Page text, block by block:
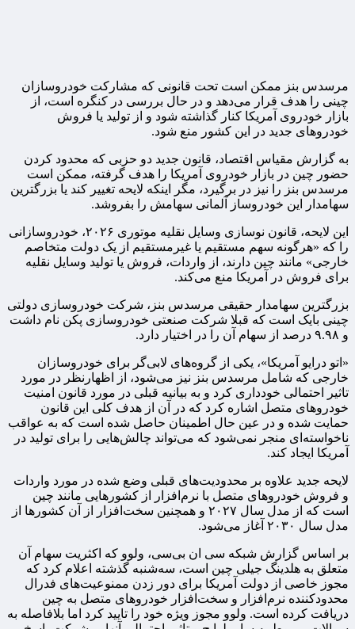
مرسدس بنز ممکن است تحت قانونی که مشارکت خودروسازان
چینی را هدف قرار می‌دهد و در حال بررسی در کنگره است، از
بازار خودروی آمریکا کنار گذاشته شود و از تولید یا فروش
خودروهای جدید در این کشور منع شود.
به گزارش مقیاس اقتصاد، قانون جدید دو حزبی که محدود کردن
حضور چین در بازار خودروی آمریکا را هدف گرفته، ممکن است
مرسدس بنز را نیز در برگیرد، مگر اینکه لایحه تغییر کند یا بزرگترین
سهامدار این خودروساز آلمانی سهامش را بفروشد.
این لایحه، قانون نوسازی وسایل نقلیه موتوری ۲۰۲۶، خودروسازانی
را که «هرگونه سهم مستقیم یا غیرمستقیم از یک دولت متخاصم
خارجی» مانند چین دارند، از واردات، فروش یا تولید وسایل نقلیه
برای فروش در آمریکا منع می‌کند.
بزرگترین سهامدار حقیقی مرسدس بنز، شرکت خودروسازی دولتی
چینی بایک است که قبلا شرکت صنعتی خودروسازی پکن نام داشت
و ۹.۹۸ درصد از سهام آن را در اختیار دارد.
«اتو درایو آمریکا»، یکی از گروه‌های لابی‌گر برای خودروسازان
خارجی که شامل مرسدس بنز نیز می‌شود، از اظهارنظر در مورد
تاثیر احتمالی خودداری کرد و به بیانیه قبلی در مورد قانون امنیت
خودروهای متصل اشاره کرد که در آن از هدف کلی این قانون
حمایت شده و در عین حال اطمینان حاصل شده است که به عواقب
ناخواسته‌ای منجر نمی‌شود که می‌تواند چالش‌هایی را برای تولید در
آمریکا ایجاد کند.
لایحه جدید علاوه بر محدودیت‌های قبلی وضع شده در مورد واردات
و فروش خودروهای متصل با نرم‌افزار از کشورهایی مانند چین
است که از مدل سال ۲۰۲۷ و همچنین سخت‌افزار از آن کشورها از
مدل سال ۲۰۳۰ آغاز می‌شود.
بر اساس گزارش شبکه سی ان بی‌سی، ولوو که اکثریت سهام آن
متعلق به هلدینگ جیلی چین است، سه‌شنبه گذشته اعلام کرد که
مجوز خاصی از دولت آمریکا برای دور زدن ممنوعیت‌های فدرال
محدودکننده نرم‌افزار و سخت‌افزار خودروهای متصل به چین
دریافت کرده است. ولوو مجوز ویژه خود را تایید کرد اما بلافاصله به